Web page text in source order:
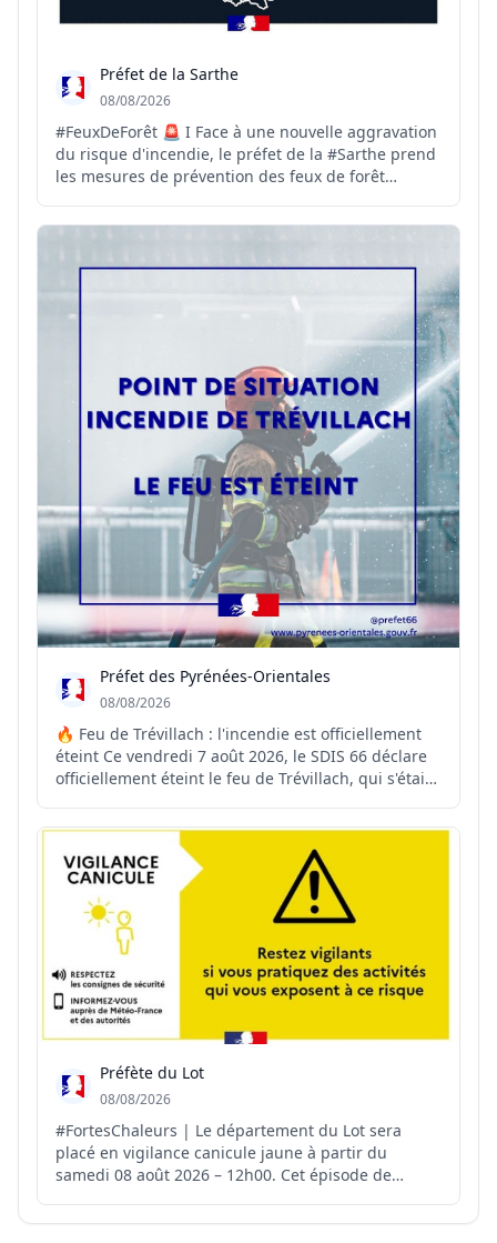
Préfet de la Sarthe
08/08/2026
#FeuxDeForêt 🚨 I Face à une nouvelle aggravation
du risque d'incendie, le préfet de la #Sarthe prend
les mesures de prévention des feux de forêt
stationnement motorisés à compter de ce vendredi
Préfet des Pyrénées-Orientales
08/08/2026
🔥 Feu de Trévillach : l'incendie est officiellement
éteint Ce vendredi 7 août 2026, le SDIS 66 déclare
officiellement éteint le feu de Trévillach, qui s'était
juillet, l'incendie a ensuite fait l'objet de près d'un
mois de surveillance renforcé...
Préfète du Lot
08/08/2026
#FortesChaleurs | Le département du Lot sera
placé en vigilance canicule jaune à partir du
samedi 08 août 2026 – 12h00. Cet épisode de
raison de son intensité et a un effet immédiat sur